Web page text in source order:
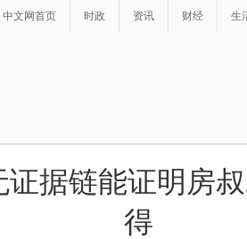
中文网首页 时政 资讯 财经 生
据链能证明房
得